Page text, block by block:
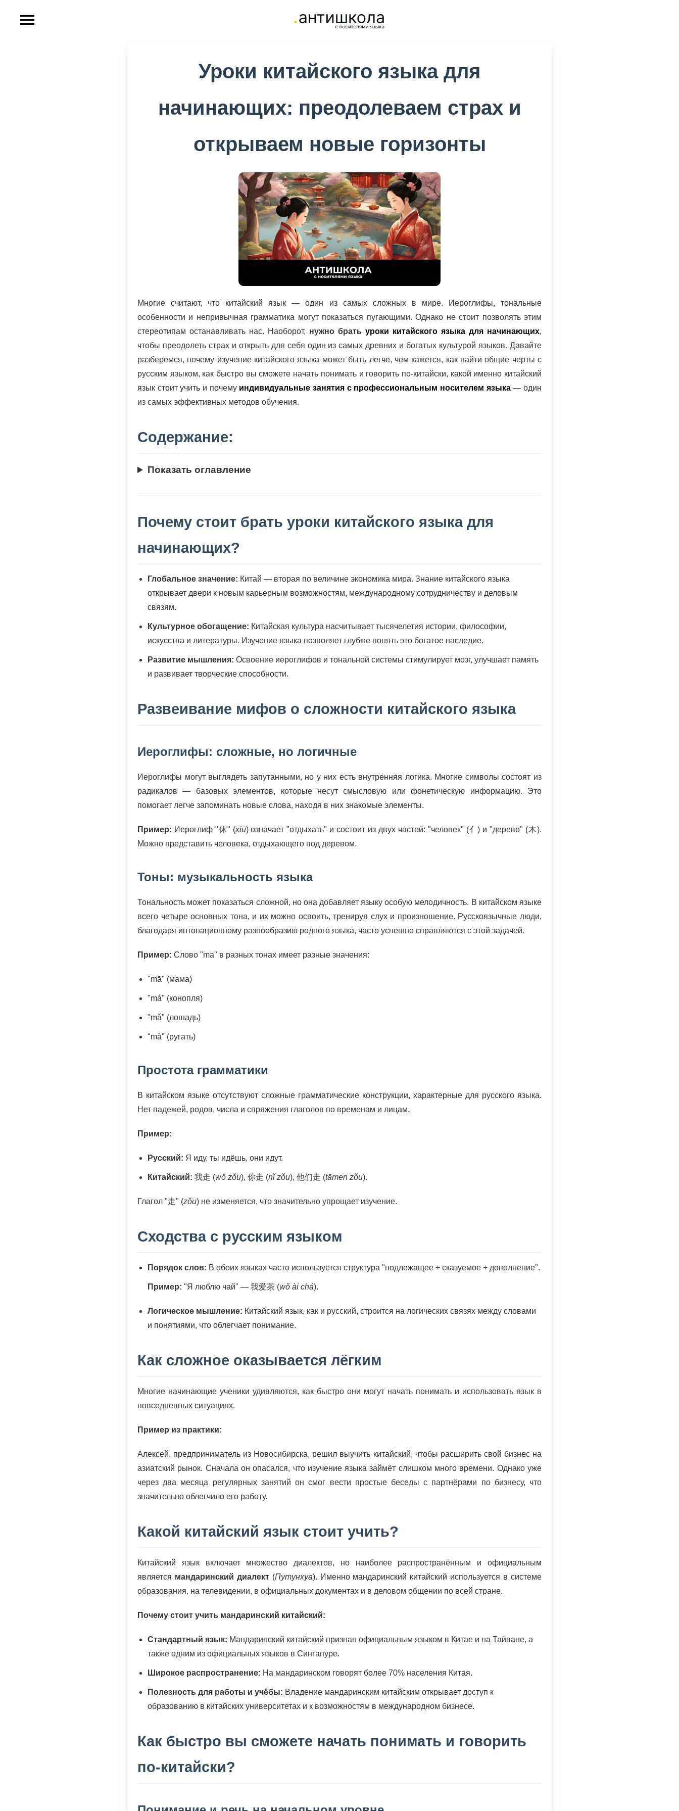
Уроки китайского языка для
начинающих: преодолеваем страх и
открываем новые горизонты
Многие считают, что китайский язык — один из самых сложных в мире. Иероглифы, тональные
особенности и непривычная грамматика могут показаться пугающими. Однако не стоит позволять этим
стереотипам останавливать нас. Наоборот, нужно брать уроки китайского языка для начинающих,
чтобы преодолеть страх и открыть для себя один из самых древних и богатых культурой языков. Давайте
разберемся, почему изучение китайского языка может быть легче, чем кажется, как найти общие черты с
русским языком, как быстро вы сможете начать понимать и говорить по-китайски, какой именно китайский
язык стоит учить и почему индивидуальные занятия с профессиональным носителем языка— один
из самых эффективных методов обучения.
Содержание:
Показать оглавление
Почему стоит брать уроки китайского языка для
начинающих?
Глобальное значение: Китай — вторая по величине экономика мира. Знание китайского языка
открывает двери к новым карьерным возможностям, международному сотрудничеству и деловым
связям.
Культурное обогащение: Китайская культура насчитывает тысячелетия истории, философии,
искусства и литературы. Изучение языка позволяет глубже понять это богатое наследие.
Развитие мышления: Освоение иероглифов и тональной системы стимулирует мозг, улучшает память
и развивает творческие способности.
Развеивание мифов о сложности китайского языка
Иероглифы: сложные, но логичные
Иероглифы могут выглядеть запутанными, но у них есть внутренняя логика. Многие символы состоят из
радикалов — базовых элементов, которые несут смысловую или фонетическую информацию. Это
помогает легче запоминать новые слова, находя в них знакомые элементы.
Пример: Иероглиф "休" (xiū) означает "отдыхать" и состоит из двух частей: "человек" (亻) и "дерево" (木).
Можно представить человека, отдыхающего под деревом.
Тоны: музыкальность языка
Тональность может показаться сложной, но она добавляет языку особую мелодичность. В китайском языке
всего четыре основных тона, и их можно освоить, тренируя слух и произношение. Русскоязычные люди,
благодаря интонационному разнообразию родного языка, часто успешно справляются с этой задачей.
Пример: Слово "ma" в разных тонах имеет разные значения:
"mā" (мама)
"má" (конопля)
"mǎ" (лошадь)
"mà" (ругать)
Простота грамматики
В китайском языке отсутствуют сложные грамматические конструкции, характерные для русского языка.
Нет падежей, родов, числа и спряжения глаголов по временам и лицам.
Пример:
Русский: Я иду, ты идёшь, они идут.
Китайский: 我走 (wǒ zǒu), 你走 (nǐ zǒu), 他们走 (tāmen zǒu).
Глагол "走" (zǒu) не изменяется, что значительно упрощает изучение.
Сходства с русским языком
Порядок слов: В обоих языках часто используется структура "подлежащее + сказуемое + дополнение".
Пример: "Я люблю чай" — 我爱茶 (wǒ ài chá).
Логическое мышление: Китайский язык, как и русский, строится на логических связях между словами
и понятиями, что облегчает понимание.
Как сложное оказывается лёгким
Многие начинающие ученики удивляются, как быстро они могут начать понимать и использовать язык в
повседневных ситуациях.
Пример из практики:
Алексей, предприниматель из Новосибирска, решил выучить китайский, чтобы расширить свой бизнес на
азиатский рынок. Сначала он опасался, что изучение языка займёт слишком много времени. Однако уже
через два месяца регулярных занятий он смог вести простые беседы с партнёрами по бизнесу, что
значительно облегчило его работу.
Какой китайский язык стоит учить?
Китайский язык включает множество диалектов, но наиболее распространённым и официальным
является мандаринский диалект(Путунхуа). Именно мандаринский китайский используется в системе
образования, на телевидении, в официальных документах и в деловом общении по всей стране.
Почему стоит учить мандаринский китайский:
Стандартный язык: Мандаринский китайский признан официальным языком в Китае и на Тайване, а
также одним из официальных языков в Сингапуре.
Широкое распространение: На мандаринском говорят более 70% населения Китая.
Полезность для работы и учёбы: Владение мандаринским китайским открывает доступ к
образованию в китайских университетах и к возможностям в международном бизнесе.
Как быстро вы сможете начать понимать и говорить
по-китайски?